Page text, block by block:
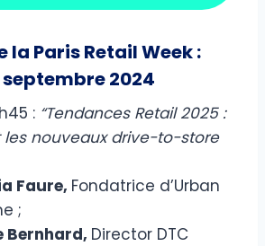
la Paris Retail Week :
2024
: “Tendances Retail 2025 :
les nouveaux drive-to-store
Faure, Fondatrice d’Urban
;
Bernhard, Director DTC